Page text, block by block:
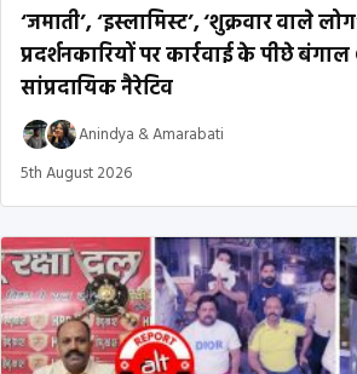
‘जमाती’, ‘इस्लामिस्ट’, ‘शुक्रवार वाले
प्रदर्शनकारियों पर कार्रवाई के पीछे
सांप्रदायिक नैरेटिव
Anindya &Amarabati
5th August 2026